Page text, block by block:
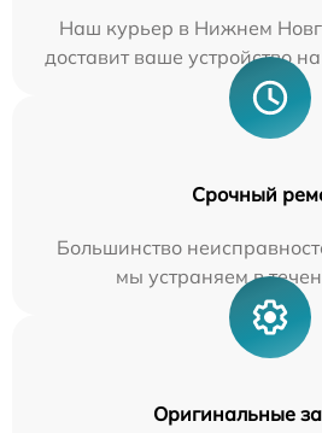
Наш курьер в Нижнем
доставит ваше устройство
Срочный
Большинство
мы устраняем в
Оригинальные